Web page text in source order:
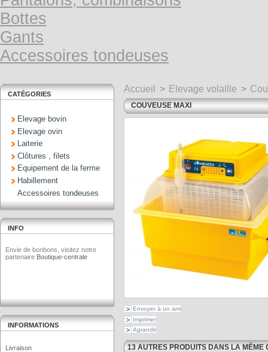
Bottes
Gants
Accessoires tondeuses
CATÉGORIES
Elevage bovin
Elevage ovin
Laiterie
Clôtures , filets
Equipement de la ferme
Habillement
Accessoires tondeuses
INFO
Envie de bonbons, visitez notre
partenaireBoutique-centrale
INFORMATIONS
Livraison
Accueil > Elevage volaille >
COUVEUSE MAXI
Envoyer à un ami
Imprimer
Agrandir
13 AUTRES PRODUITS DANS LA MÊME